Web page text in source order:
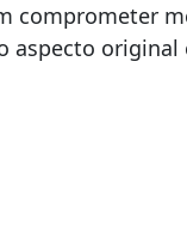
comprometer
aspecto